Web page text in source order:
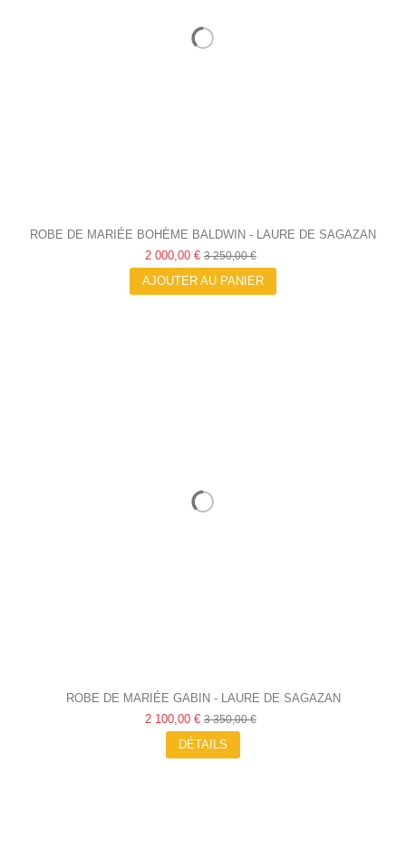
ROBE DE MARIÉE BOHÈME BALDWIN - LAURE DE SAGAZAN
2 000,00 € 3 250,00 €
AJOUTER AU PANIER
ROBE DE MARIÉE GABIN - LAURE DE SAGAZAN
2 100,00 € 3 350,00 €
DÉTAILS